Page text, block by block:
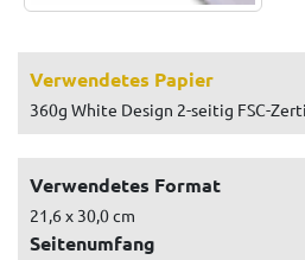
Verwendetes Papier
360g White Design 2-seitig FSC-
Verwendetes Format
21,6 x 30,0 cm
Seitenumfang